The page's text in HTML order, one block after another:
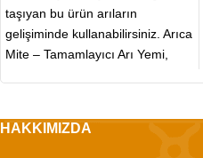
taşıyan bu ürün arıların
gelişiminde kullanabilirsiniz. Arıca
Mite – Tamamlayıcı Arı Yemi,
HAKKIMIZDA